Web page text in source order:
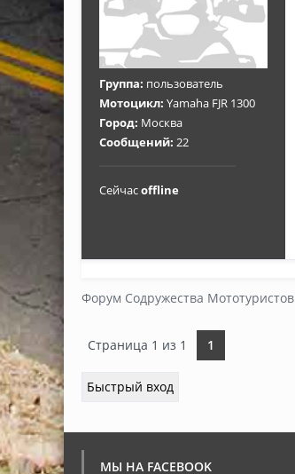
Группа: пользователь
Мотоцикл: Yamaha FJR 1300
Город: Москва
Сообщений: 22
Сейчасoffline
Форум Содружества
Страница 1 из 1 1
МЫ НА FACEBOOK